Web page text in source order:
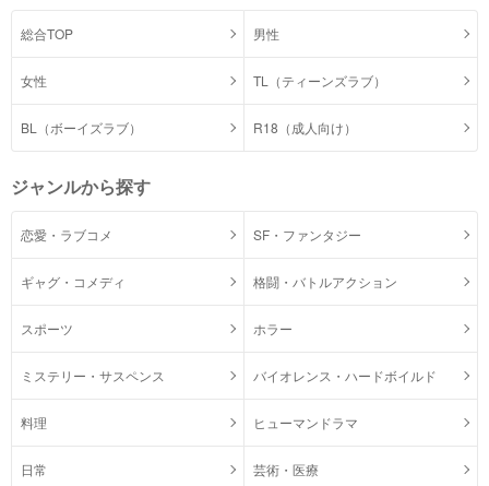
総合TOP 男性
女性 TL（ティーンズラブ）
BL（ボーイズラブ） R18（成人向け）
ジャンルから探す
恋愛・ラブコメ SF・ファンタジー
ギャグ・コメディ 格闘・バトルアクション
スポーツ ホラー
ミステリー・サスペンス バイオレンス・ハードボイルド
料理 ヒューマンドラマ
日常 芸術・医療